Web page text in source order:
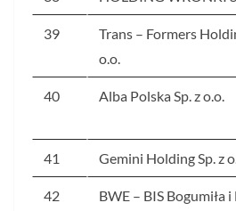
39
Trans – Formers
o.o.
40 Alba Polska Sp. z o.o.
41 Gemini Holding Sp. z
42
BWE – BIS Bogumiła